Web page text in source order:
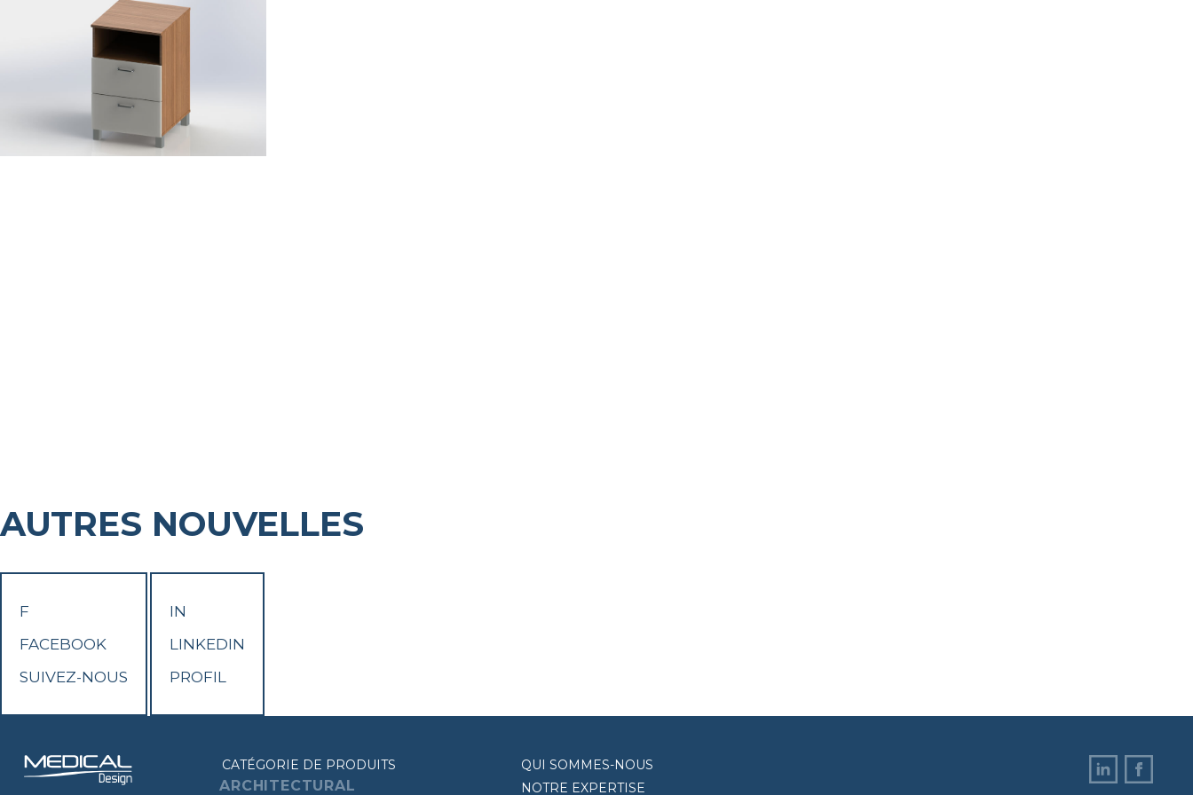
AUTRES NOUVELLES
F
FACEBOOK
SUIVEZ-NOUS
IN
LINKEDIN
PROFIL
CATÉGORIE DE PRODUITS
ARCHITECTURAL
QUI SOMMES-NOUS
NOTRE EXPERTISE